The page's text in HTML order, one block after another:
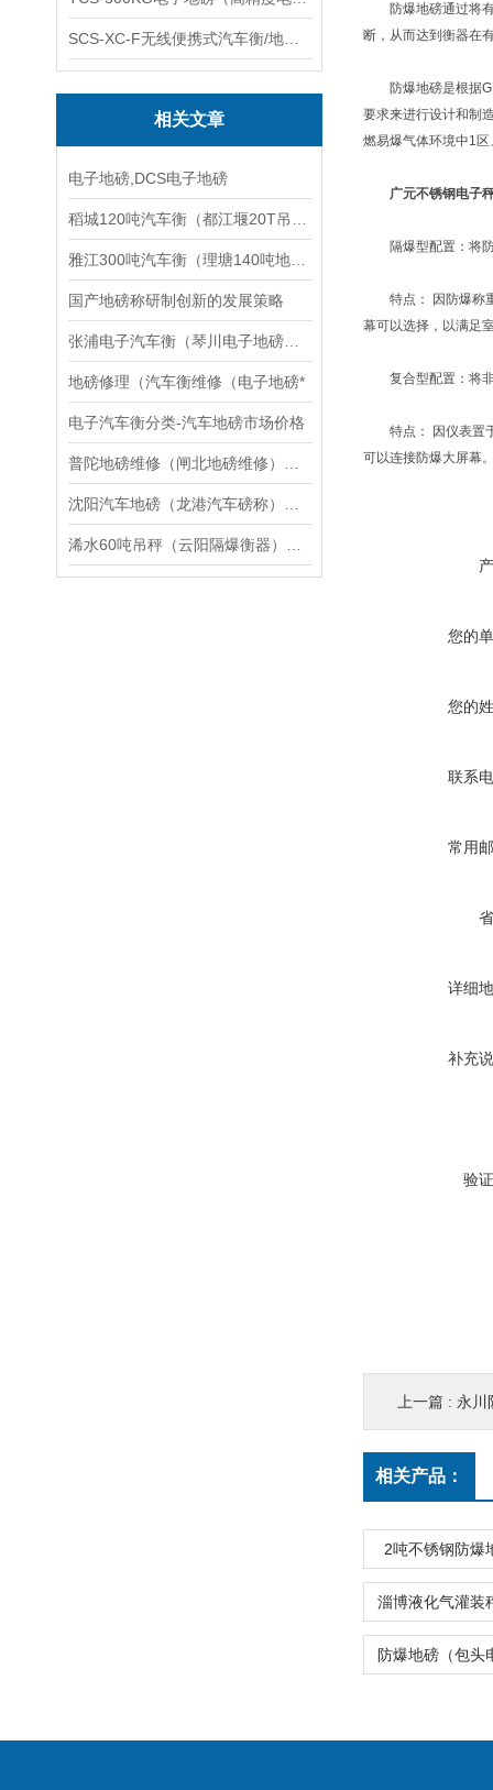
相关文章
电子地磅,DCS电子地磅
国产地磅称研制创新的发展策略
地磅修理（汽车衡维修（电子地磅*
电子汽车衡分类-汽车地磅市场价格
防爆地磅通过将有
断，从而达到衡器在
防爆地磅是根据
要求来进行设计和制
燃易爆气体环境中1
广元不锈钢电子
隔爆型配置：将防
特点： 因防爆称重
幕可以选择，以满足
复合型配置：将非
特点： 因仪表置于
可以连接防爆大屏幕
您的
您的
联系
常用
详细
补充
验
上一篇 : 永川
相关产品：
2吨不锈钢防爆